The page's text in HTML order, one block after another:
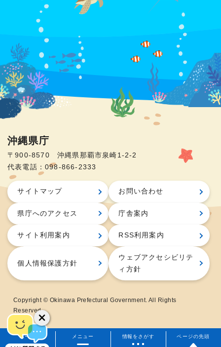
メニュー
ホーム 情報をさがす ページの先頭
沖縄県庁
〒900-8570 沖縄県那覇市泉崎1-2-2
代表電話：098-866-2333
サイトマップ お問い合わせ
県庁へのアクセス 庁舎案内
サイト利用案内 RSS利用案内
個人情報保護方針
ウェブアクセシビリテ
ィ方針
Copyright © Okinawa Prefectural Government. All Rights
Reserved.